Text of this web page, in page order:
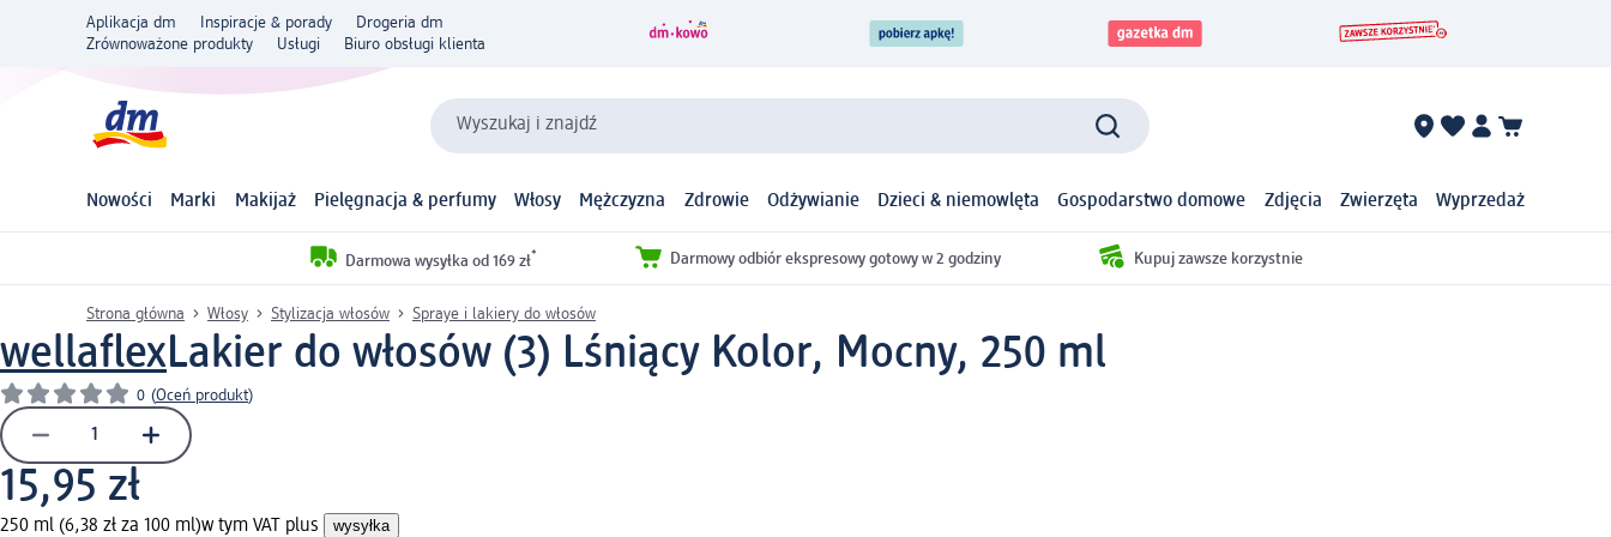
Aplikacja dm Inspiracje & porady
Drogeria dm
Zrównoważone produkty
Usługi Biuro obsługi klienta
Wyszukaj i znajdź
Nowości Marki Makijaż Pielęgnacja & perfumy Włosy Mężczyzna Zdrowie Odżywianie Dzieci & niemowlęta Gospodarstwo domowe Zdjęcia Zwierzęta Wyprzedaż
Darmowa wysyłka od 169 zł* Darmowy odbiór ekspresowy gotowy w 2 godziny Kupuj zawsze korzystnie
Strona główna Włosy Stylizacja włosów Spraye i lakiery do włosów
wellaflexLakier do włosów (3) Lśniący Kolor, Mocny, 250 ml
0 (Oceń produkt)
15,95 zł
250 ml (6,38 zł za 100 ml)w tym VAT plus wysyłka